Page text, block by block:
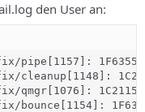
den User an:
pipe[1157]:
cleanup[1148]:
qmgr[1076]:
bounce[1154]: